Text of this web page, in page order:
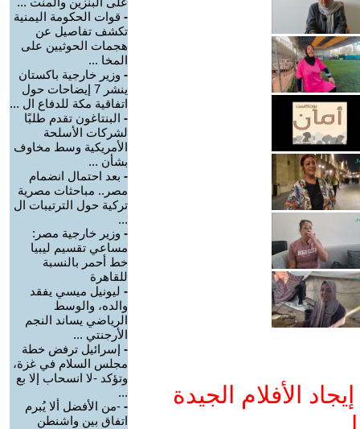
الأفلام الجيدة
- قوات الحكومة اليمنية
تكشف تفاصيل عن
هجمات الحوثيين على
المخا ...
- وزير خارجية باكستان
ينشر 7 إيضاحات حول
اتفاقية مكة للدفاع ال ...
- البنتاغون تقدم طلبًا
لشركات الأسلحة
الأمريكية وسط مخاوف
بشأن ...
- بعد احتمال انضمام
مصر.. مباحثات مصرية
تركية حول الترتيبات ال
...
- وزير خارجية مصر:
مساعي تقسيم ليبيا
خط أحمر بالنسبة
للقاهرة
- ليونيل ميسي يفقد
والده، والوسط
الرياضي يساند النجم
الأرجنتي ...
- إسرائيل ترفض خطة
مجلس السلام في غزة،
وتؤكد -لا انسحاب إلا بع
...
- -من الأفضل ألا يُبرم
اتفاق بين واشنطن